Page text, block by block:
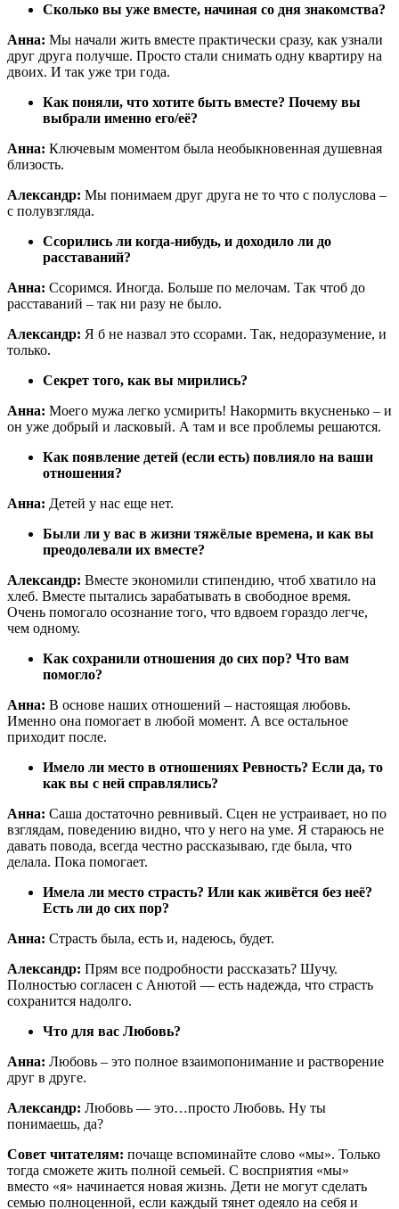
Сколько вы уже вместе, начиная со дня знакомства?
Анна: Мы начали жить вместе практически сразу, как узнали
друг друга получше. Просто стали снимать одну квартиру на
двоих. И так уже три года.
Как поняли, что хотите быть вместе? Почему вы
выбрали именно его/её?
Анна: Ключевым моментом была необыкновенная душевная
близость.
Александр: Мы понимаем друг друга не то что с полуслова –
с полувзгляда.
Ссорились ли когда-нибудь, и доходило ли до
расставаний?
Анна: Ссоримся. Иногда. Больше по мелочам. Так чтоб до
расставаний – так ни разу не было.
Александр: Я б не назвал это ссорами. Так, недоразумение, и
только.
Секрет того, как вы мирились?
Анна: Моего мужа легко усмирить! Накормить вкусненько – и
он уже добрый и ласковый. А там и все проблемы решаются.
Как появление детей (если есть) повлияло на ваши
отношения?
Анна: Детей у нас еще нет.
Были ли у вас в жизни тяжёлые времена, и как вы
преодолевали их вместе?
Александр: Вместе экономили стипендию, чтоб хватило на
хлеб. Вместе пытались зарабатывать в свободное время.
Очень помогало осознание того, что вдвоем гораздо легче,
чем одному.
Как сохранили отношения до сих пор? Что вам
помогло?
Анна: В основе наших отношений – настоящая любовь.
Именно она помогает в любой момент. А все остальное
приходит после.
Имело ли место в отношениях Ревность? Если да, то
как вы с ней справлялись?
Анна: Саша достаточно ревнивый. Сцен не устраивает, но по
взглядам, поведению видно, что у него на уме. Я стараюсь не
давать повода, всегда честно рассказываю, где была, что
делала. Пока помогает.
Имела ли место страсть? Или как живётся без неё?
Есть ли до сих пор?
Анна: Страсть была, есть и, надеюсь, будет.
Александр: Прям все подробности рассказать? Шучу.
Полностью согласен с Анютой — есть надежда, что страсть
сохранится надолго.
Что для вас Любовь?
Анна: Любовь – это полное взаимопонимание и растворение
друг в друге.
Александр: Любовь — это…просто Любовь. Ну ты
понимаешь, да?
Совет читателям: почаще вспоминайте слово «мы». Только
тогда сможете жить полной семьей. С восприятия «мы»
вместо «я» начинается новая жизнь. Дети не могут сделать
семью полноценной, если каждый тянет одеяло на себя и